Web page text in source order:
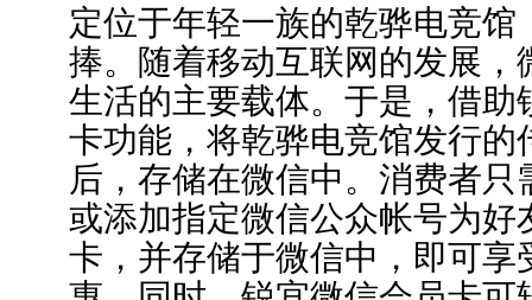
定位于年轻一族的乾骅电竞
捧。随着移动互联网的发展
生活的主要载体。于是，借
卡功能，将乾骅电竞馆发行
后，存储在微信中。消费者
或添加指定微信公众帐号为
卡，并存储于微信中，即可